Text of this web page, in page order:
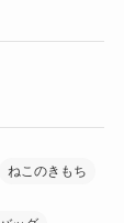
ねこのきもち